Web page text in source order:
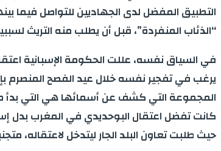
التطبيق المفضل لدى الجهاديين للتواصل فيما
“الذئاب المنفردة”، قبل أن يطلب منه التريث
في السياق نفسه، عللت الحكومة الإسبانية
يرغب في تفجير نفسه خلال عيد الفصح المنصرم
المجموعة التي كشف عن أسمائها هي التي بدأ
كانت تفضل اعتقال البوحديدي في المغرب بدل
حيث طلبت تعاون البلد الجار ليتدخل لاعتقاله،